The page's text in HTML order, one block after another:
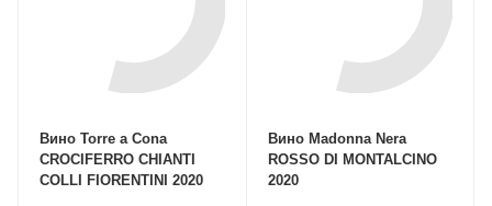
Вино Torre a Cona
CROCIFERRO CHIANTI
COLLI FIORENTINI 2020
Вино Madonna Nera
ROSSO DI MONTALCINO
2020